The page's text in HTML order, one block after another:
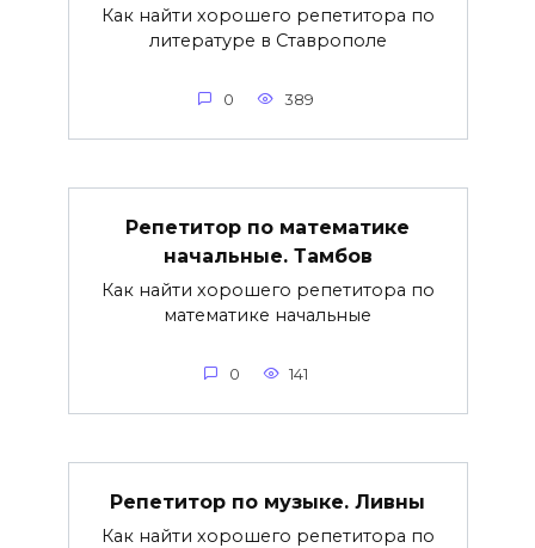
Как найти хорошего репетитора по
литературе в Ставрополе
0 389
Репетитор по математике
начальные. Тамбов
Как найти хорошего репетитора по
математике начальные
0 141
Репетитор по музыке. Ливны
Как найти хорошего репетитора по